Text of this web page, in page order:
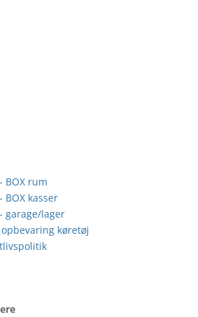
BOX rum
BOX kasser
garage/lager
køretøj